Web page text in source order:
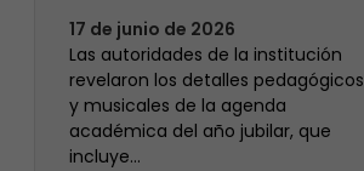
17 de junio de 2026
Las autoridades de la institución
revelaron los detalles pedagógicos
y musicales de la agenda
académica del año jubilar, que
incluye…